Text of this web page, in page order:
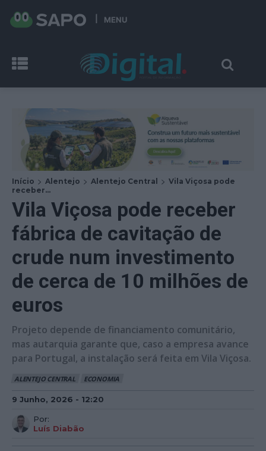
MENU
Início Alentejo Alentejo Central
Vila Viçosa pode
receber...
Vila Viçosa pode receber
fábrica de cavitação de
crude num investimento
de cerca de 10 milhões de
euros
Projeto depende de financiamento comunitário,
mas autarquia garante que, caso a empresa avance
para Portugal, a instalação será feita em Vila Viçosa.
ALENTEJO CENTRAL ECONOMIA
9 Junho, 2026 - 12:20
Por:
Luís Diabão